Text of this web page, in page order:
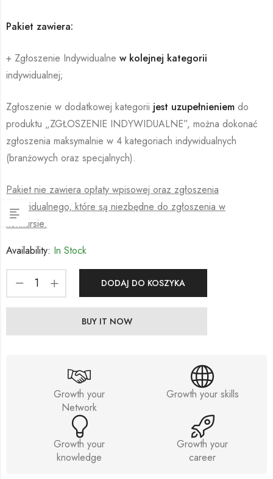
Pakiet zawiera:
+ Zgłoszenie Indywidualne w kolejnej kategorii
indywidualnej;
Zgłoszenie w dodatkowej kategorii jest uzupełnieniem do
produktu „ZGŁOSZENIE INDYWIDUALNE”, można dokonać
zgłoszenia maksymalnie w 4 kategoriach indywidualnych
(branżowych oraz specjalnych).
Pakiet nie zawiera opłaty wpisowej oraz zgłoszenia
indywidualnego, które są niezbędne do zgłoszenia w
konkursie.
Availability: In Stock
DODAJ DO KOSZYKA
BUY IT NOW
Growth your
Network
Growth your skills
Growth your
knowledge
Growth your
career